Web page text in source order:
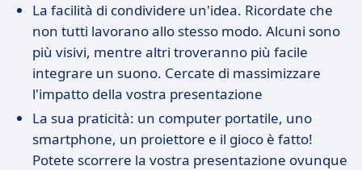
La facilità di condividere un'idea. Ricordate che
non tutti lavorano allo stesso modo. Alcuni sono
più visivi, mentre altri troveranno più facile
integrare un suono. Cercate di massimizzare
l'impatto della vostra presentazione
La sua praticità: un computer portatile, uno
smartphone, un proiettore e il gioco è fatto!
Potete scorrere la vostra presentazione ovunque